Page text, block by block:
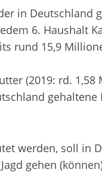
in Deutschland
6. Haushalt
rund 15,9
(2019: rd.
gehaltene
werden, soll in
gehen